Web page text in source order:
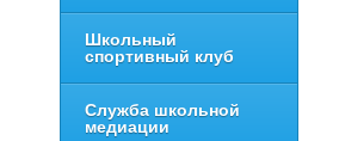
Школьный
спортивный клуб
Служба школьной
медиации